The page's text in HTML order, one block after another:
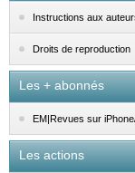
Instructions aux
Droits de reproduction
Les + abonnés
EM|Revues sur
Les actions